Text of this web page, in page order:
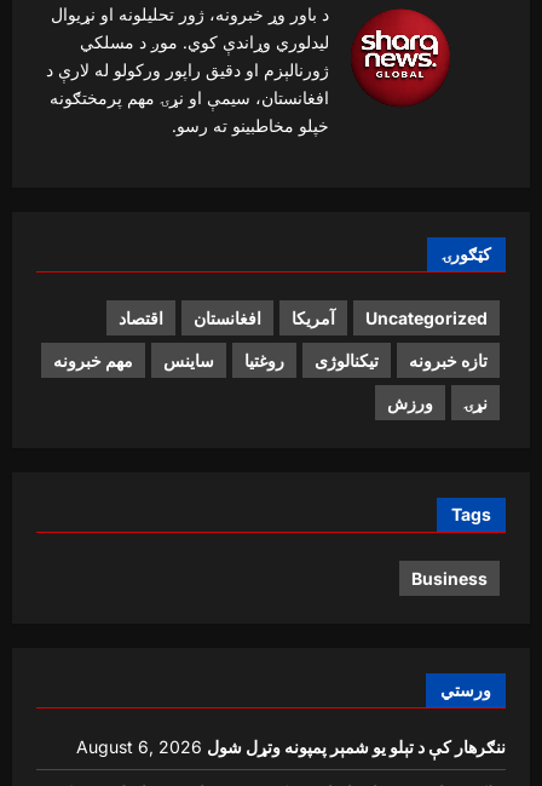
د باور وړ خبرونه، ژور تحلیلونه او نړیوال
لیدلوري وړاندې کوي. موږ د مسلکي
ژورنالېزم او دقیق راپور ورکولو له لارې د
افغانستان، سیمې او نړۍ مهم پرمختګونه
خپلو مخاطبینو ته رسو.
کټګورۍ
Uncategorized آمریکا افغانستان اقتصاد
تازه خبرونه تیکنالوژی روغتیا ساینس مهم خبرونه
نړۍ ورزش
Tags
Business
ورستي
ننګرهار کې د تېلو یو شمېر پمپونه وتړل شول August 6, 2026